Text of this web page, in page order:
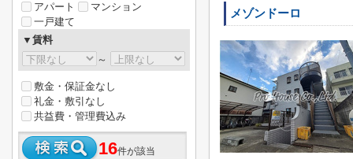
メゾンドーロ
アパート
マンション
一戸建て
▼賃料
～
敷金・保証金なし
礼金・敷引なし
共益費・管理費込み
16件が該当